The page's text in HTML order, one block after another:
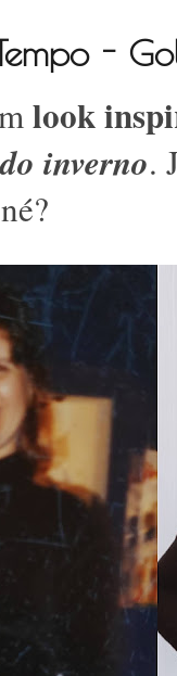
-
look
inverno.